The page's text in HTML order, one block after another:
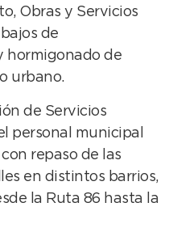
Obras y Servicios
de
hormigonado de
urbano.
de Servicios
personal municipal
repaso de las
en distintos barrios,
la Ruta 86 hasta la